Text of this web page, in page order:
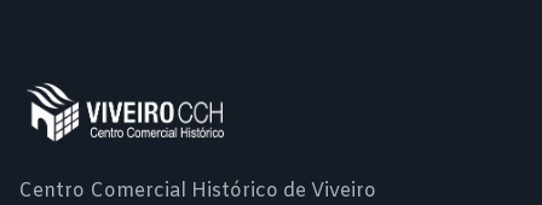
Centro Comercial Histórico de Viveiro